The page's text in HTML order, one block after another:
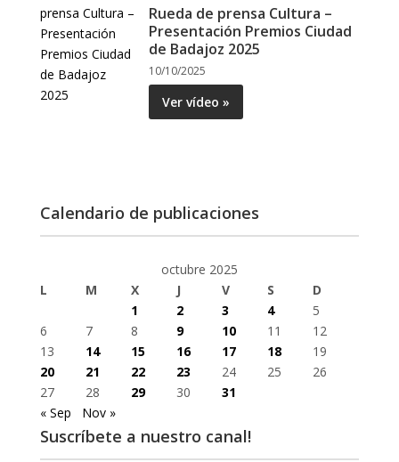
Rueda de prensa Cultura –
Presentación Premios Ciudad
de Badajoz 2025
10/10/2025
Ver vídeo »
Calendario de publicaciones
octubre 2025
L
M X J V S
D
1
2 3 4
5
6
7 8 9 10 11
12
13
14 15 16 17 18
19
20
21 22 23 24 25
26
27
28 29 30
31
« Sep
Nov »
Suscríbete a nuestro canal!